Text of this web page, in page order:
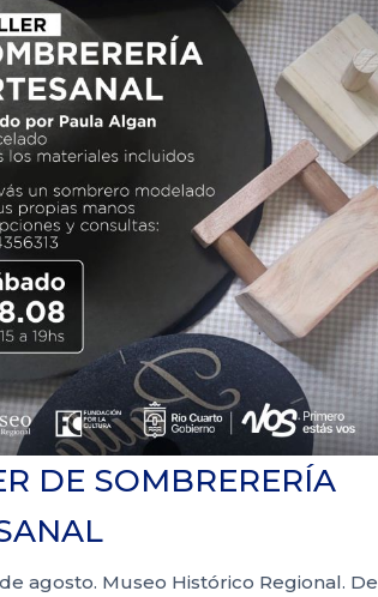
DE SOMBRERERÍA
agosto. Museo Histórico Regional. De